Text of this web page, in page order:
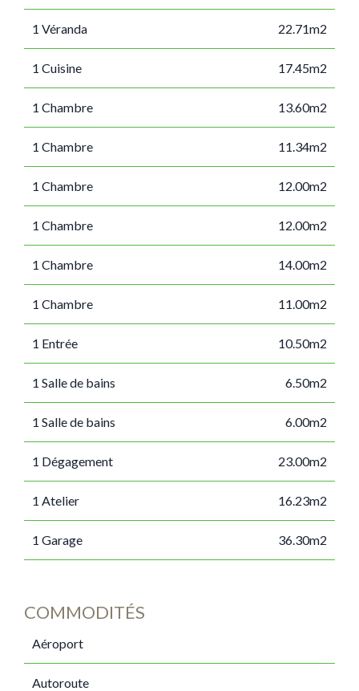
1 Véranda 22.71m2
1 Cuisine 17.45m2
1 Chambre 13.60m2
1 Chambre 11.34m2
1 Chambre 12.00m2
1 Chambre 12.00m2
1 Chambre 14.00m2
1 Chambre 11.00m2
1 Entrée 10.50m2
1 Salle de bains 6.50m2
1 Salle de bains 6.00m2
1 Dégagement 23.00m2
1 Atelier 16.23m2
1 Garage 36.30m2
COMMODITÉS
Aéroport
Autoroute